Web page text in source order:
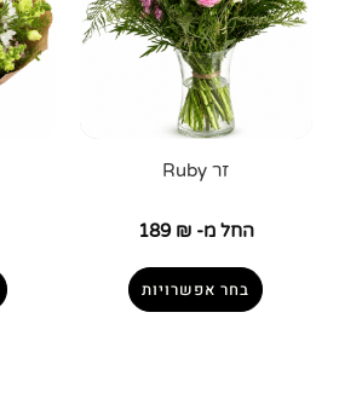
זר Ruby
החל מ- 189 ₪
בחר אפשרויות